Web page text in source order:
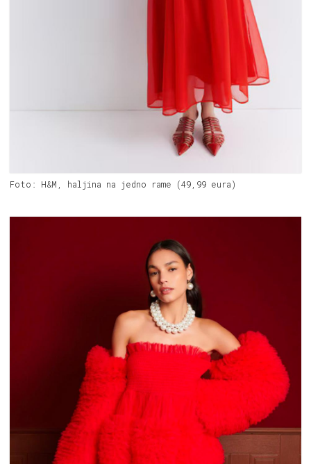
Foto: H&M, haljina na jedno rame (49,99 eura)